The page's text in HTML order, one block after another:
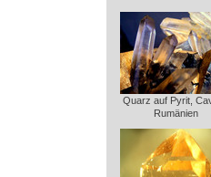
Quarz auf Pyrit,
Rumänien